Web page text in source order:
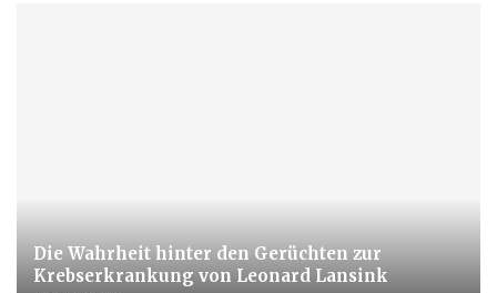
Die Wahrheit hinter den Gerüchten zur
Krebserkrankung von Leonard Lansink